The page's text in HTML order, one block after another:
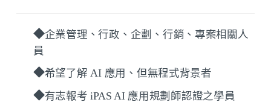
◆企業管理、行政、企劃、行銷、專案相關人
員
◆希望了解 AI 應用、但無程式背景者
◆有志報考 iPAS AI 應用規劃師認證之學員